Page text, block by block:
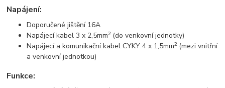
Napájení:
Doporučené jištění 16A
Napájecí kabel 3 x 2,5mm2 (do venkovní jednotky)
Napájecí a komunikační kabel CYKY 4 x 1,5mm2 (mezi vnitřní
a venkovní jednotkou)
Funkce: